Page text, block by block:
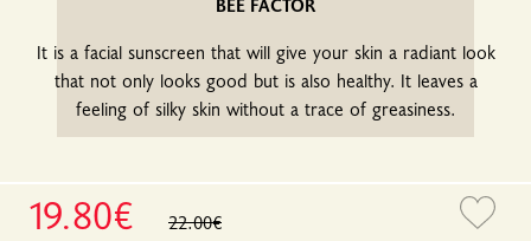
It is a facial sunscreen that will give your skin a radiant look
that not only looks good but is also healthy. It leaves a
feeling of silky skin without a trace of greasiness.
19.80€ 22.00€